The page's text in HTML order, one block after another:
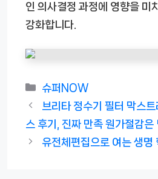
인 의사결정 과정에 영향을 미
강화합니다.
카
테
리
슈퍼NOW
브리타 정수기 필터 막스
스 후기, 진짜 만족 원가절감은
유전체편집으로 여는 생명